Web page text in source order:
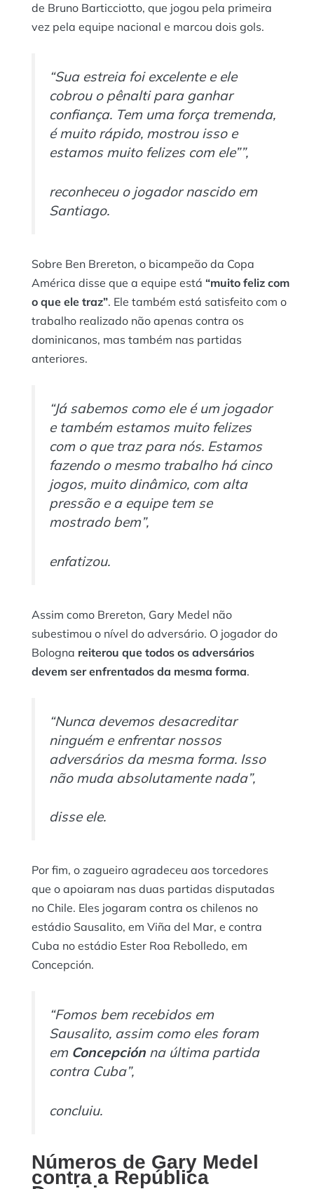
de Bruno Barticciotto, que jogou pela primeira
vez pela equipe nacional e marcou dois gols.
“Sua estreia foi excelente e ele
cobrou o pênalti para ganhar
confiança. Tem uma força tremenda,
é muito rápido, mostrou isso e
estamos muito felizes com ele””,
reconheceu o jogador nascido em
Santiago.
Sobre Ben Brereton, o bicampeão da Copa
América disse que a equipe está “muito feliz com
o que ele traz”. Ele também está satisfeito com o
trabalho realizado não apenas contra os
dominicanos, mas também nas partidas
anteriores.
“Já sabemos como ele é um jogador
e também estamos muito felizes
com o que traz para nós. Estamos
fazendo o mesmo trabalho há cinco
jogos, muito dinâmico, com alta
pressão e a equipe tem se
mostrado bem”,
enfatizou.
Assim como Brereton, Gary Medel não
subestimou o nível do adversário. O jogador do
Bologna reiterou que todos os adversários
devem ser enfrentados da mesma forma.
“Nunca devemos desacreditar
ninguém e enfrentar nossos
adversários da mesma forma. Isso
não muda absolutamente nada”,
disse ele.
Por fim, o zagueiro agradeceu aos torcedores
que o apoiaram nas duas partidas disputadas
no Chile. Eles jogaram contra os chilenos no
estádio Sausalito, em Viña del Mar, e contra
Cuba no estádio Ester Roa Rebolledo, em
Concepción.
“Fomos bem recebidos em
Sausalito, assim como eles foram
em Concepción na última partida
contra Cuba”,
concluiu.
Números de Gary Medel
contra a República